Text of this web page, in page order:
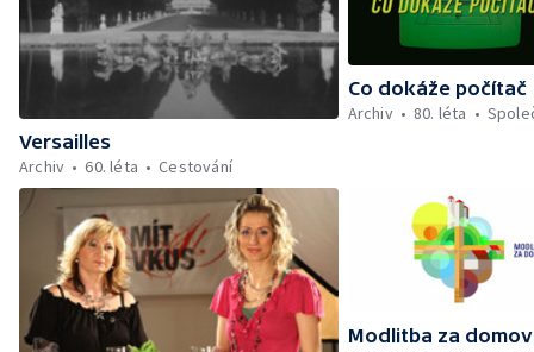
Versailles
Archiv
60. léta Cestování
Co dokáže počítač
Archiv
80. léta
Modlitba za domov